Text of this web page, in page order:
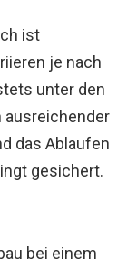
ist
je nach
unter den
ausreichender
das Ablaufen
gesichert.
bei einem